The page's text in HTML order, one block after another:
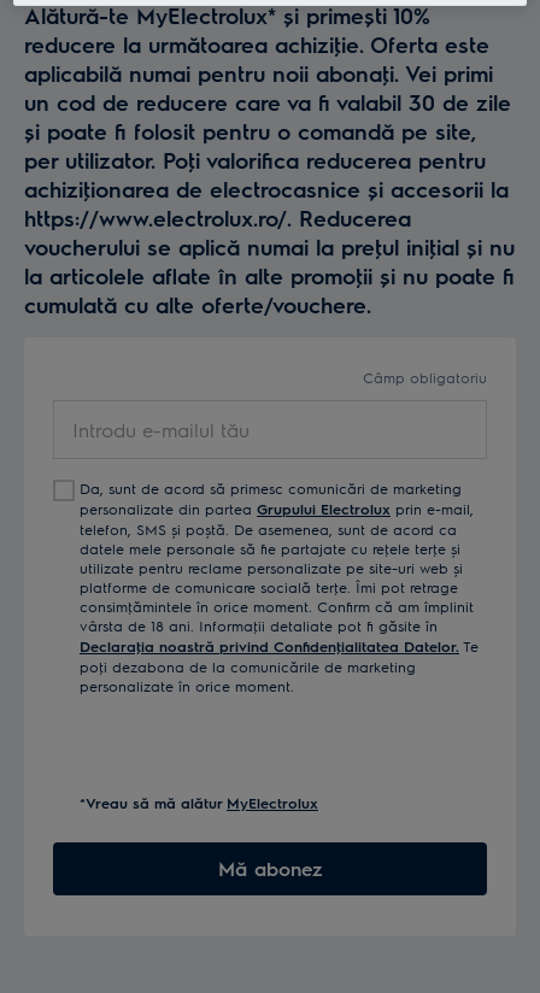
Alătură-te MyElectrolux* și primești 10%
reducere la următoarea achiziţie. Oferta este
aplicabilă numai pentru noii abonaţi. Vei primi
un cod de reducere care va fi valabil 30 de zile
și poate fi folosit pentru o comandă pe site,
per utilizator. Poţi valorifica reducerea pentru
achiziţionarea de electrocasnice și accesorii la
https://www.electrolux.ro/. Reducerea
voucherului se aplică numai la preţul iniţial și nu
la articolele aflate în alte promoţii și nu poate fi
cumulată cu alte oferte/vouchere.
Câmp obligatoriu
Da, sunt de acord să primesc comunicări de marketing
personalizate din partea Grupului Electrolux prin e-mail,
telefon, SMS și poștă. De asemenea, sunt de acord ca
datele mele personale să fie partajate cu reţele terţe și
utilizate pentru reclame personalizate pe site-uri web și
platforme de comunicare socială terţe. Îmi pot retrage
consimţămintele în orice moment. Confirm că am împlinit
vârsta de 18 ani. Informaţii detaliate pot fi găsite în
Declaraţia noastră privind Confidenţialitatea Datelor. Te
poţi dezabona de la comunicările de marketing
personalizate în orice moment.
*Vreau să mă alătur MyElectrolux
Mă abonez